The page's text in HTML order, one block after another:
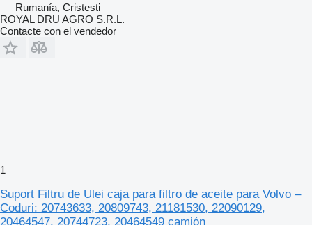
Rumanía, Cristesti
ROYAL DRU AGRO S.R.L.
Contacte con el vendedor
1
Suport Filtru de Ulei caja para filtro de aceite para Volvo –
Coduri: 20743633, 20809743, 21181530, 22090129,
20464547, 20744723, 20464549 camión